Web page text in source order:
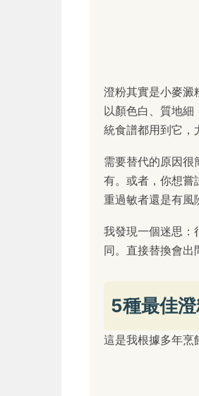
澄粉其實是小麥
以顏色白、質地
統食譜都用到它，
需要替代的原因很
有。或者，你想嘗
重過敏者還是有風
我發現一個迷思：
同。直接替換會出
5種最佳
這是我根據多年烹